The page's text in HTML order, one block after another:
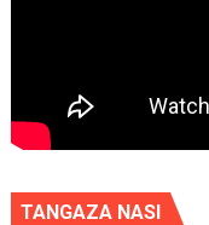
TANGAZA NASI